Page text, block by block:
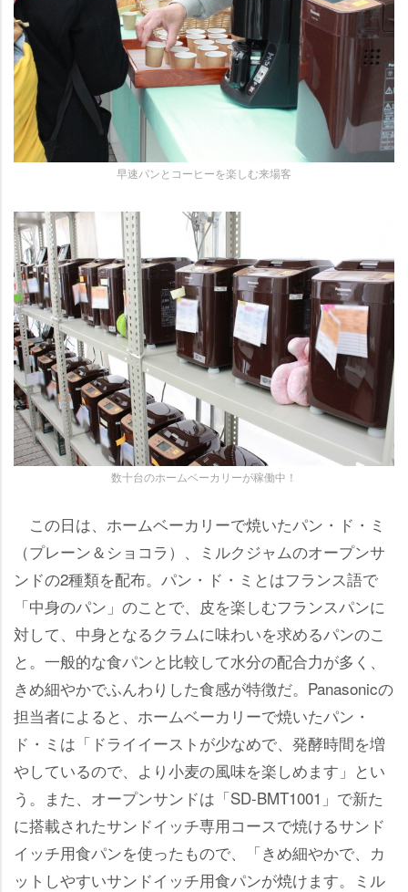
早速パンとコーヒーを楽しむ来場客
数十台のホームベーカリーが稼働中！
この日は、ホームベーカリーで焼いたパン・ド・ミ
（プレーン＆ショコラ）、ミルクジャムのオープンサ
ンドの2種類を配布。パン・ド・ミとはフランス語で
「中身のパン」のことで、皮を楽しむフランスパンに
対して、中身となるクラムに味わいを求めるパンのこ
と。一般的な食パンと比較して水分の配合力が多く、
きめ細やかでふんわりした食感が特徴だ。Panasonicの
担当者によると、ホームベーカリーで焼いたパン・
ド・ミは「ドライイーストが少なめで、発酵時間を増
しているので、より小麦の風味を楽しめます」とい
う。また、オープンサンドは「SD-BMT1001」で新た
に搭載されたサンドイッチ専用コースで焼けるサンド
イッチ用食パンを使ったもので、「きめ細やかで、カ
ットしやすいサンドイッチ用食パンが焼けます。ミル